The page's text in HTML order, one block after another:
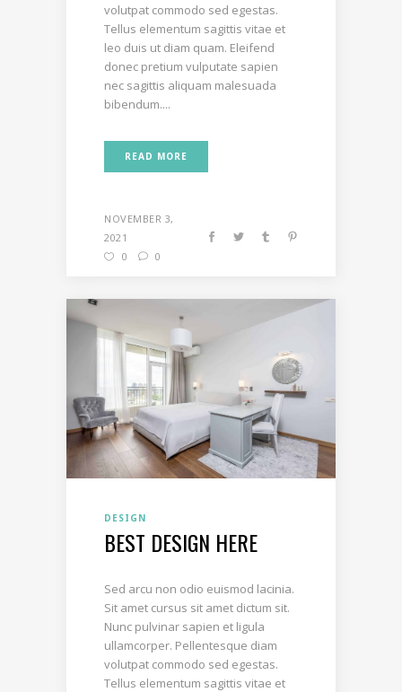
volutpat commodo sed egestas.
Tellus elementum sagittis vitae et
leo duis ut diam quam. Eleifend
donec pretium vulputate sapien
nec sagittis aliquam malesuada
bibendum....
READ MORE
NOVEMBER 3,
2021
0
0
DESIGN
BEST DESIGN HERE
Sed arcu non odio euismod lacinia.
Sit amet cursus sit amet dictum sit.
Nunc pulvinar sapien et ligula
ullamcorper. Pellentesque diam
volutpat commodo sed egestas.
Tellus elementum sagittis vitae et